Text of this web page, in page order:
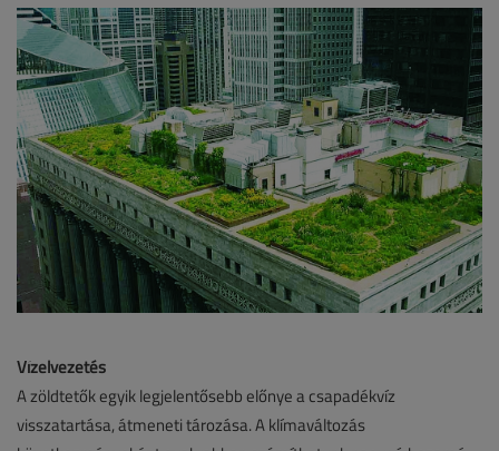
Vízelvezetés
A zöldtetők egyik legjelentősebb előnye a csapadékvíz
visszatartása, átmeneti tározása. A klímaváltozás